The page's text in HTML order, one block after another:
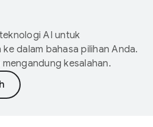
AI untuk
dalam bahasa pilihan Anda.
kesalahan.